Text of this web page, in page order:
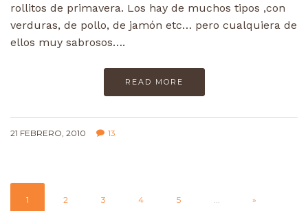
rollitos de primavera. Los hay de muchos tipos ,con
verduras, de pollo, de jamón etc… pero cualquiera de
ellos muy sabrosos….
READ MORE
21 FEBRERO, 2010 13
1 2 3 4 5 »